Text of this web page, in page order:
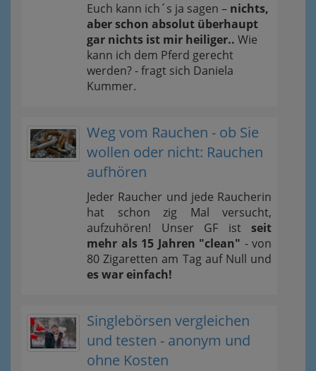
Euch kann ich´s ja sagen – nichts,
aber schon absolut überhaupt
gar nichts ist mir heiliger.. Wie
kann ich dem Pferd gerecht
werden? - fragt sich Daniela
Kummer.
Weg vom Rauchen - ob Sie
wollen oder nicht: Rauchen
aufhören
Jeder Raucher und jede Raucherin
hat schon zig Mal versucht,
aufzuhören! Unser GF ist seit
mehr als 15 Jahren "clean" - von
80 Zigaretten am Tag auf Null und
es war einfach!
Singlebörsen vergleichen
und testen - anonym und
ohne Kosten